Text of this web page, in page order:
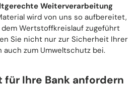
Weiterverarbeitung
wird von uns so aufbereitet,
Wertstoffkreislauf zugeführt
Sie nicht nur zur Sicherheit Ihrer
auch zum Umweltschutz bei.
Ihre Bank anfordern